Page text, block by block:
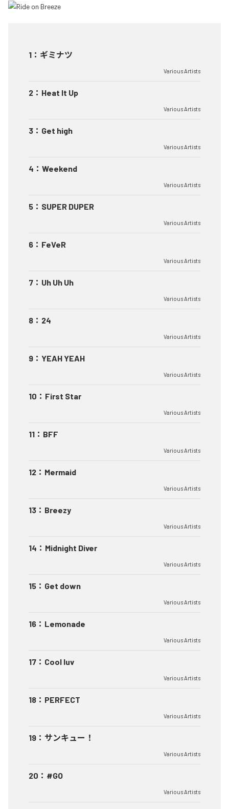
1 ： ギミナツ
Various Artists
2 ： Heat It Up
Various Artists
3 ： Get high
Various Artists
4 ： Weekend
Various Artists
5 ： SUPER DUPER
Various Artists
6 ： FeVeR
Various Artists
7 ： Uh Uh Uh
Various Artists
8 ： 24
Various Artists
9 ： YEAH YEAH
Various Artists
10 ： First Star
Various Artists
11 ： BFF
Various Artists
12 ： Mermaid
Various Artists
13 ： Breezy
Various Artists
14 ： Midnight Diver
Various Artists
15 ： Get down
Various Artists
16 ： Lemonade
Various Artists
17 ： Cool luv
Various Artists
18 ： PERFECT
Various Artists
19 ： サンキュー！
Various Artists
20 ： #GO
Various Artists